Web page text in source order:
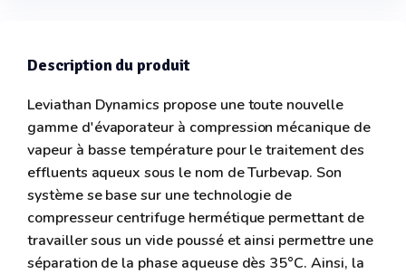
Description du produit
Leviathan Dynamics propose une toute nouvelle
gamme d'évaporateur à compression mécanique de
vapeur à basse température pour le traitement des
effluents aqueux sous le nom de Turbevap. Son
système se base sur une technologie de
compresseur centrifuge hermétique permettant de
travailler sous un vide poussé et ainsi permettre une
séparation de la phase aqueuse dès 35°C. Ainsi, la